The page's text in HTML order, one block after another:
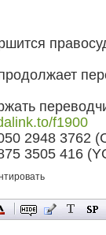
f1900
2948 3762
3505 416